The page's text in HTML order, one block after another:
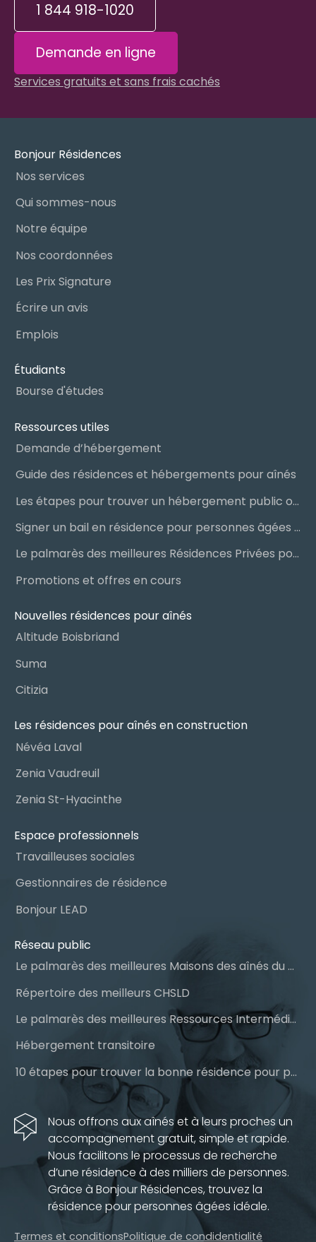
1 844 918-1020
Demande en ligne
Services gratuits et sans frais cachés
Bonjour Résidences
Nos services
Qui sommes-nous
Notre équipe
Nos coordonnées
Les Prix Signature
Écrire un avis
Emplois
Étudiants
Bourse d'études
Ressources utiles
Demande d’hébergement
Guide des résidences et hébergements pour aînés
Les étapes pour trouver un hébergement public ou privé
Signer un bail en résidence pour personnes âgées (RPA) : ce qu’il faut savoir
Le palmarès des meilleures Résidences Privées pour Aînés (RPA)
Promotions et offres en cours
Nouvelles résidences pour aînés
Altitude Boisbriand
Suma
Citizia
Les résidences pour aînés en construction
Névéa Laval
Zenia Vaudreuil
Zenia St-Hyacinthe
Espace professionnels
Travailleuses sociales
Gestionnaires de résidence
Bonjour LEAD
Réseau public
Le palmarès des meilleures Maisons des aînés du Québec
Répertoire des meilleurs CHSLD
Le palmarès des meilleures Ressources Intermédiaires (RI)
Hébergement transitoire
10 étapes pour trouver la bonne résidence pour personnes âgées
Nous offrons aux aînés et à leurs proches un
accompagnement gratuit, simple et rapide.
Nous facilitons le processus de recherche
d’une résidence à des milliers de personnes.
Grâce à Bonjour Résidences, trouvez la
résidence pour personnes âgées idéale.
Termes et conditionsPolitique de condidentialité